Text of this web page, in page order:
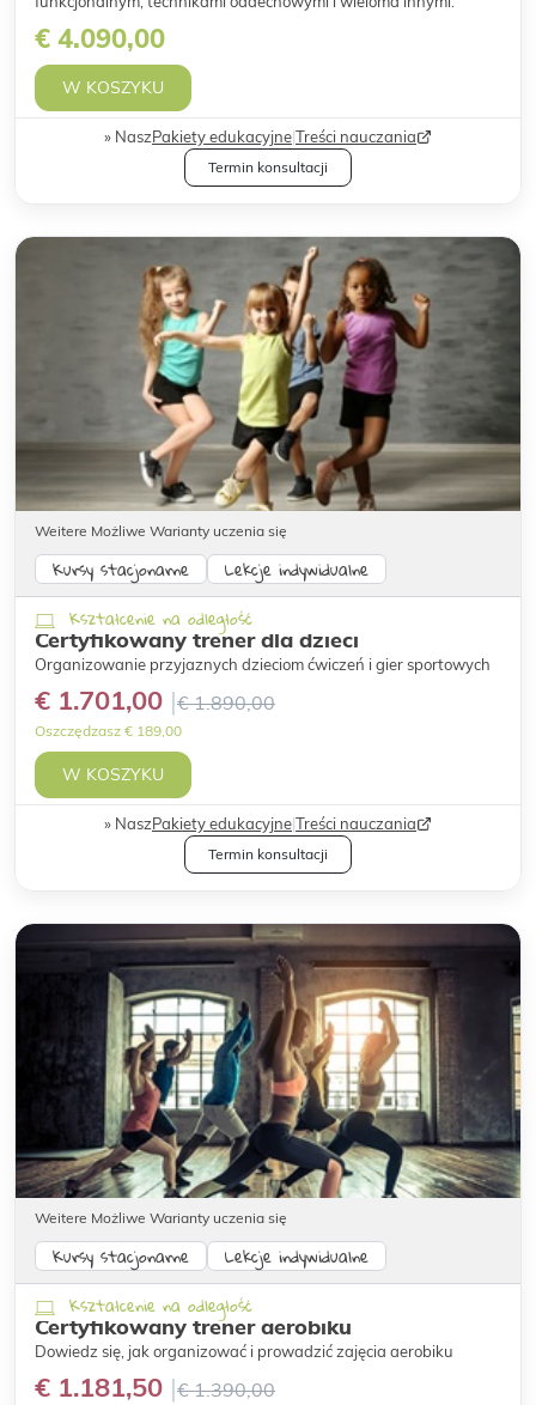
€ 4.090,00
W KOSZYKU
NaszPakiety edukacyjne|Treści nauczania
Termin konsultacji
Weitere Możliwe Warianty uczenia się
Kształcenie na odległość
Kursy stacjonarne Lekcje indywidualne
Certyfikowany trener dla dzieci
Organizowanie przyjaznych dzieciom ćwiczeń i gier sportowych
€ 1.701,00 € 1.890,00
Oszczędzasz € 189,00
W KOSZYKU
NaszPakiety edukacyjne|Treści nauczania
Termin konsultacji
Weitere Możliwe Warianty uczenia się
Kształcenie na odległość
Kursy stacjonarne Lekcje indywidualne
Certyfikowany trener aerobiku
Dowiedz się, jak organizować i prowadzić zajęcia aerobiku
€ 1.181,50 € 1.390,00